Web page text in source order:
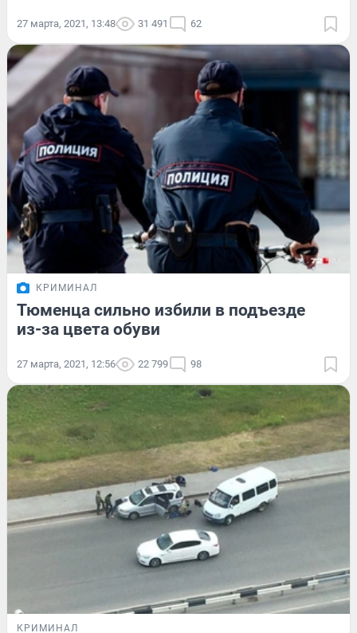
27 марта, 2021, 13:48 31 491 62
КРИМИНАЛ
Тюменца сильно избили в подъезде
из-за цвета обуви
27 марта, 2021, 12:56 22 799 98
КРИМИНАЛ